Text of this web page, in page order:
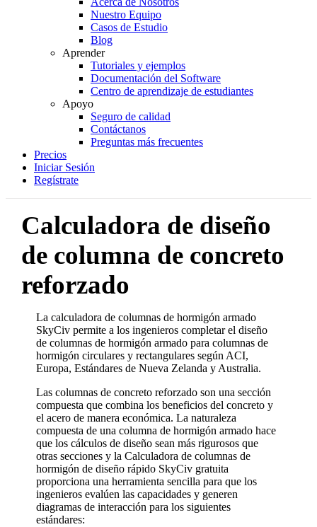
Nuestro Equipo
Casos de Estudio
Blog
Aprender
Tutoriales y ejemplos
Documentación del Software
Centro de aprendizaje de estudiantes
Apoyo
Seguro de calidad
Contáctanos
Preguntas más frecuentes
Precios
Iniciar Sesión
Regístrate
Calculadora de diseño
de columna de concreto
reforzado
La calculadora de columnas de hormigón armado
SkyCiv permite a los ingenieros completar el diseño
de columnas de hormigón armado para columnas de
hormigón circulares y rectangulares según ACI,
Europa, Estándares de Nueva Zelanda y Australia.
Las columnas de concreto reforzado son una sección
compuesta que combina los beneficios del concreto y
el acero de manera económica. La naturaleza
compuesta de una columna de hormigón armado hace
que los cálculos de diseño sean más rigurosos que
otras secciones y la Calculadora de columnas de
hormigón de diseño rápido SkyCiv gratuita
proporciona una herramienta sencilla para que los
ingenieros evalúen las capacidades y generen
diagramas de interacción paralos siguientes
estándares: